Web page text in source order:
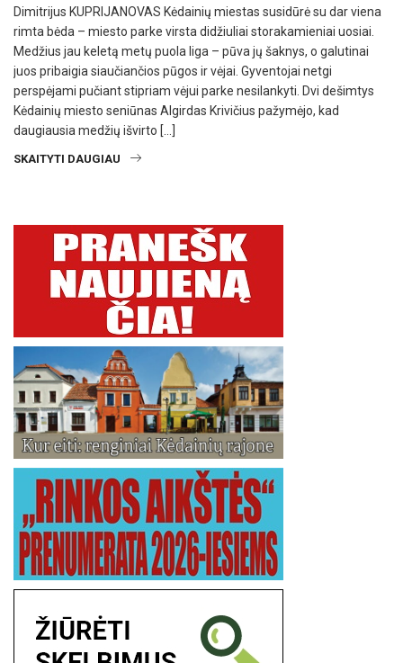
Dimitrijus KUPRIJANOVAS Kėdainių miestas susidūrė su dar viena
rimta bėda – miesto parke virsta didžiuliai storakamieniai uosiai.
Medžius jau keletą metų puola liga – pūva jų šaknys, o galutinai
juos pribaigia siaučiančios pūgos ir vėjai. Gyventojai netgi
perspėjami pučiant stipriam vėjui parke nesilankyti. Dvi dešimtys
Kėdainių miesto seniūnas Algirdas Krivičius pažymėjo, kad
daugiausia medžių išvirto […]
SKAITYTI DAUGIAU